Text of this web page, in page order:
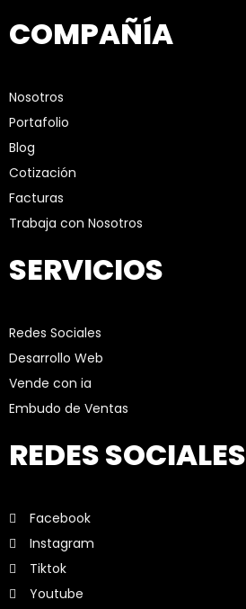
COMPAÑÍA
Nosotros
Portafolio
Blog
Cotización
Facturas
Trabaja con Nosotros
SERVICIOS
Redes Sociales
Desarrollo Web
Vende con ia
Embudo de Ventas
REDES SOCIALES
Facebook
Instagram
Tiktok
Youtube